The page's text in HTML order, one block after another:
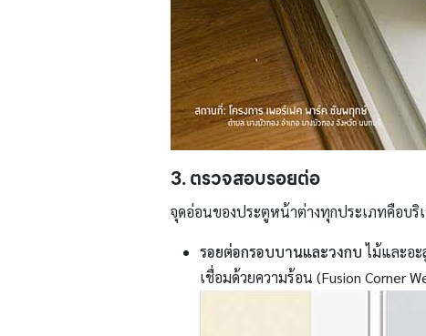
3. ตรวจสอบรอยต่อ
จุดอ่อนของประตูหน้าต่างทุกประเภทคือบริ
รอยต่อกรอบบานและวงกบไม้และอะ
เชื่อมด้วยความร้อน (Fusion Corner